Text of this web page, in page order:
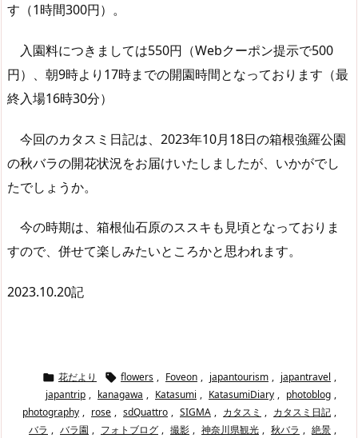
す（1時間300円）。
入園料につきましては550円（Webクーポン提示で500
円）、朝9時より17時までの開園時間となっております（最
終入場16時30分）
今回のカタスミ日記は、2023年10月18日の箱根強羅公園
の秋バラの開花状況をお届けいたしましたが、いかがでし
たでしょうか。
今の時期は、箱根仙石原のススキも見頃となっておりま
すので、併せて楽しみたいところかと思われます。
2023.10.20記
 花だより  flowers , Foveon , japantourism , japantravel ,
japantrip , kanagawa , Katasumi , KatasumiDiary , photoblog ,
photography , rose , sdQuattro , SIGMA , カタスミ , カタスミ日記 ,
バラ , バラ園 , フォトブログ , 撮影 , 神奈川県観光 , 秋バラ , 絶景 ,